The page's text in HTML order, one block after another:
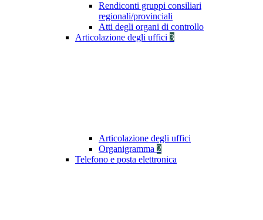
Rendiconti gruppi consiliari
regionali/provinciali
Atti degli organi di controllo
Articolazione degli uffici 3
Articolazione degli uffici
Organigramma 2
Telefono e posta elettronica